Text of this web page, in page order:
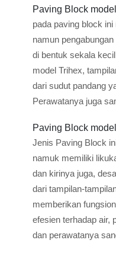
Paving Block
pada paving block
namun
di bentuk sekala
model Trihex,
dari sudut pandang
Perawatanya juga
Paving Block
Jenis Paving Block
namuk memiliki
dan kirinya juga,
dari tampilan-
memberikan
efesien terhadap air,
dan perawatanya